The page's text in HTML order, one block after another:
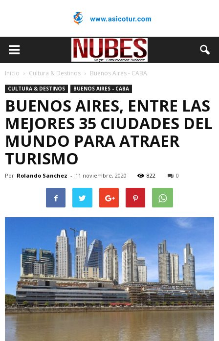
Inicio Cultura & Destinos Buenos Aires - CABA
CULTURA & DESTINOS BUENOS AIRES - CABA
BUENOS AIRES, ENTRE LAS
MEJORES 35 CIUDADES DEL
MUNDO PARA ATRAER
TURISMO
Por Rolando Sanchez - 11 noviembre, 2020 822 0